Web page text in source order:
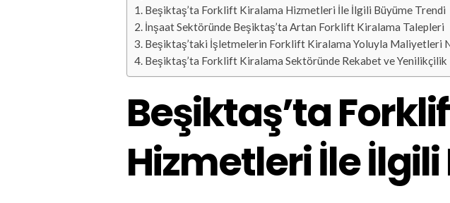
Beşiktaş’ta Forklift Kiralama Hizmetleri İle İlgili Büyüme Trendi
İnşaat Sektöründe Beşiktaş’ta Artan Forklift Kiralama Talepleri
Beşiktaş’taki İşletmelerin Forklift Kiralama Yoluyla Maliyetleri
Beşiktaş’ta Forklift Kiralama Sektöründe Rekabet ve Yenilikçilik
Beşiktaş’ta
Hizmetleri İle